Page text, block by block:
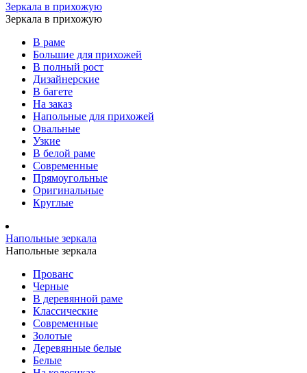
Зеркала в прихожую
Зеркала в прихожую
В раме
Большие для прихожей
В полный рост
Дизайнерские
В багете
На заказ
Напольные для прихожей
Овальные
Узкие
В белой раме
Современные
Прямоугольные
Оригинальные
Круглые
Напольные зеркала
Напольные зеркала
Прованс
Черные
В деревянной раме
Классические
Современные
Золотые
Деревянные белые
Белые